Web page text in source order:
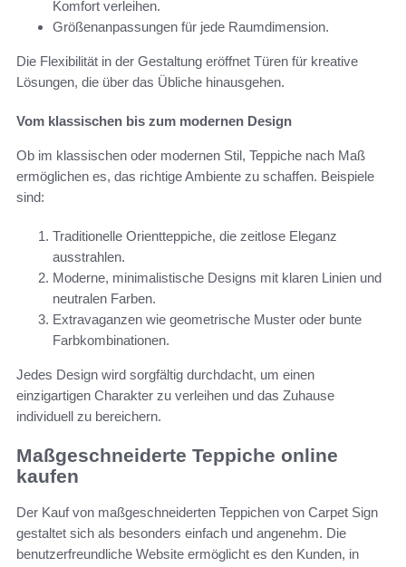
Komfort verleihen.
Größenanpassungen für jede Raumdimension.
Die Flexibilität in der Gestaltung eröffnet Türen für kreative
Lösungen, die über das Übliche hinausgehen.
Vom klassischen bis zum modernen Design
Ob im klassischen oder modernen Stil, Teppiche nach Maß
ermöglichen es, das richtige Ambiente zu schaffen. Beispiele
sind:
Traditionelle Orientteppiche, die zeitlose Eleganz
ausstrahlen.
Moderne, minimalistische Designs mit klaren Linien und
neutralen Farben.
Extravaganzen wie geometrische Muster oder bunte
Farbkombinationen.
Jedes Design wird sorgfältig durchdacht, um einen
einzigartigen Charakter zu verleihen und das Zuhause
individuell zu bereichern.
Maßgeschneiderte Teppiche online
kaufen
Der Kauf von maßgeschneiderten Teppichen von Carpet Sign
gestaltet sich als besonders einfach und angenehm. Die
benutzerfreundliche Website ermöglicht es den Kunden, in